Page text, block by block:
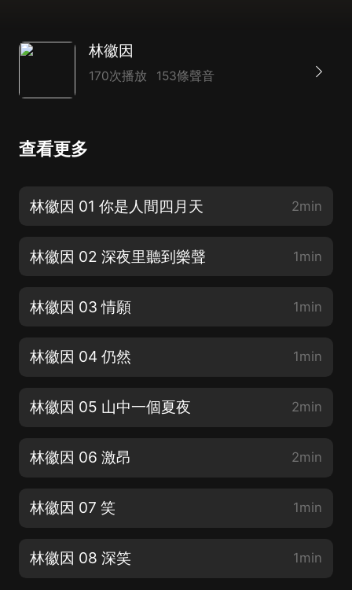
林徽因
170次播放 153條聲音
查看更多
林徽因 01 你是人間四月天 2min
林徽因 02 深夜里聽到樂聲 1min
林徽因 03 情願 1min
林徽因 04 仍然 1min
林徽因 05 山中一個夏夜 2min
林徽因 06 激昂 2min
林徽因 07 笑 1min
林徽因 08 深笑 1min